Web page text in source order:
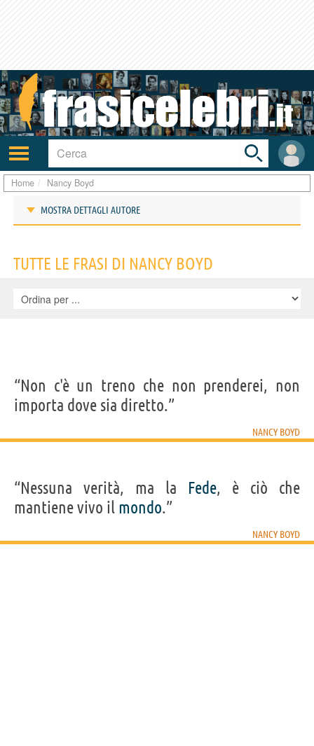
Attiva/disattiva
navigazione
User
area
Toggle
search
bar
Home Nancy Boyd
MOSTRA DETTAGLI AUTORE
IDENTIKIT E DATI ANAGRAFICI
Edna
Cognome St. Vincent Millay
Pseudonimo
Morto 19 ottobre 1950 a Austerlitz
Segno zodiacale Pesci
LIBRI DI NANCY BOYD
TUTTE LE FRASI DI NANCY BOYD
“Non c'è un treno che non prenderei, non
importa dove sia diretto.”
NANCY BOYD
“Nessuna verità, ma la Fede, è ciò che
mantiene vivo il mondo.”
NANCY BOYD